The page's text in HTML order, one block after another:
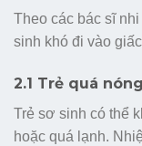
Theo các bác sĩ
sinh khó đi vào
2.1 Trẻ quá
Trẻ sơ sinh có thể
hoặc quá lạnh.